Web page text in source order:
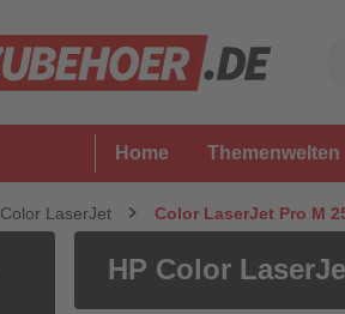
Home Themenwelten
Color LaserJet Color LaserJet Pro M
HP Color